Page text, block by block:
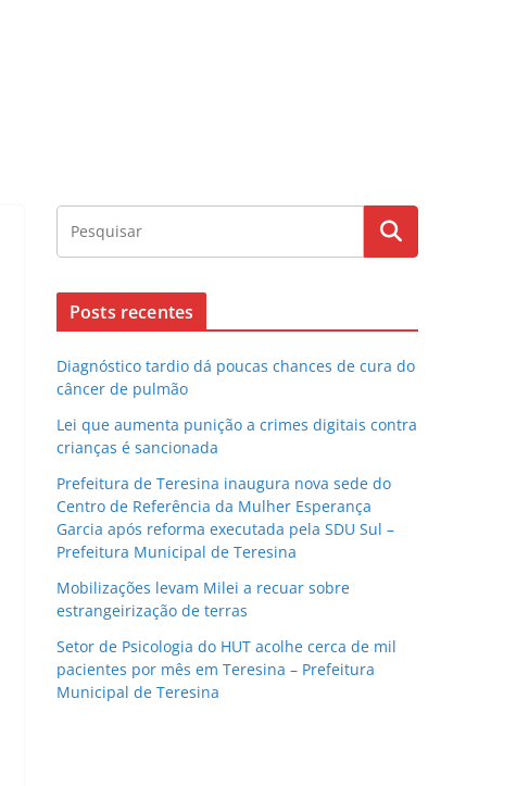
Posts recentes
Diagnóstico tardio dá poucas chances de cura do
câncer de pulmão
Lei que aumenta punição a crimes digitais contra
crianças é sancionada
Prefeitura de Teresina inaugura nova sede do
Centro de Referência da Mulher Esperança
Garcia após reforma executada pela SDU Sul –
Prefeitura Municipal de Teresina
Mobilizações levam Milei a recuar sobre
estrangeirização de terras
Setor de Psicologia do HUT acolhe cerca de mil
pacientes por mês em Teresina – Prefeitura
Municipal de Teresina